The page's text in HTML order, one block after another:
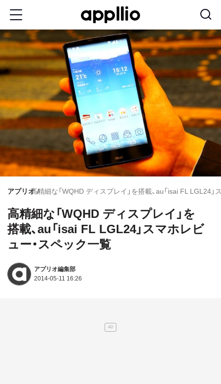
ン
コ
ン
ン
ツ
動
アプリオ高精細な「WQHD ディスプレイ」を搭載、au「isai FL LGL24
高精細な「WQHD ディスプレイ」を
搭載、au「isai FL LGL24」スマホレビ
ュー・スペック一覧
アプリオ編集部
2014-05-11 16:26